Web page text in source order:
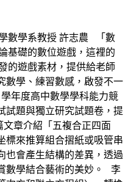
數學系教授 許志農 「數
基礎的數位遊戲，這裡的
的遊戲素材，提供給老師
數學、練習數感，啟發不一
年度高中數學學科能力競
試題與獨立研究試題卷，提
章介紹「五複合正四面
標來推算組合摺紙或吸管串
也會產生結構的差異，透過
數學結合藝術的美妙。 李